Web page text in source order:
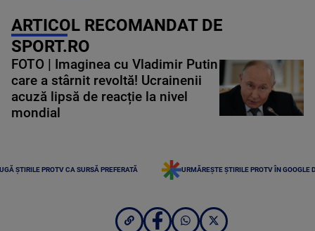
ARTICOL RECOMANDAT DE
SPORT.RO
FOTO | Imaginea cu Vladimir Putin
care a stârnit revoltă! Ucrainenii
acuză lipsă de reacție la nivel
mondial
ȘTIRILE PROTV CA SURSĂ PREFERATĂ URMĂREȘTE ȘTIRILE PROTV ÎN GOOGLE